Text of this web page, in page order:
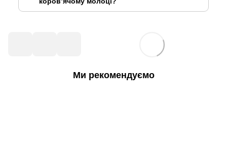
Ми рекомендуємо